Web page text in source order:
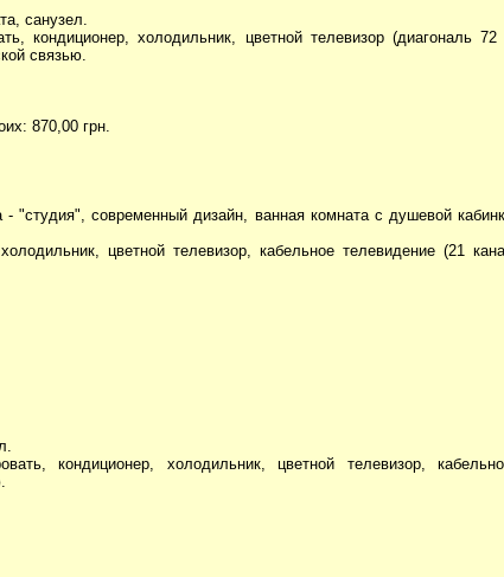
санузел.
кондиционер, холодильник, цветной телевизор (диагональ
связью.
870,00 грн.
- "студия", современный дизайн, ванная комната с душевой
цветной телевизор, кабельное телевидение (21
кондиционер, холодильник, цветной телевизор,